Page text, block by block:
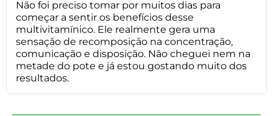
Não foi preciso tomar por muitos dias para
começar a sentir os benefícios desse
multivitamínico. Ele realmente gera uma
sensação de recomposição na concentração,
comunicação e disposição. Não cheguei nem na
metade do pote e já estou gostando muito dos
resultados.